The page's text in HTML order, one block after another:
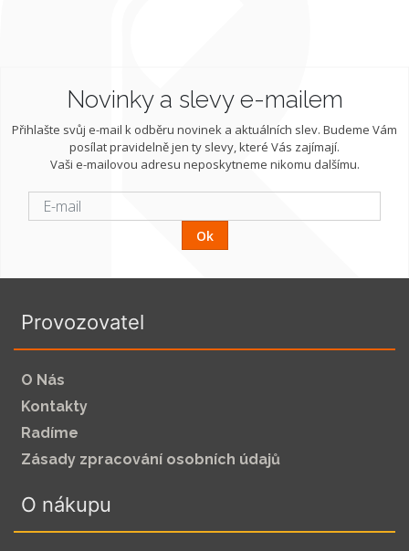
Novinky a slevy e-mailem
Přihlašte svůj e-mail k odběru novinek a aktuálních slev. Budeme Vám
posílat pravidelně jen ty slevy, které Vás zajímají.
Vaši e-mailovou adresu neposkytneme nikomu dalšímu.
Ok
Provozovatel
O Nás
Kontakty
Radíme
Zásady zpracování osobních údajů
O nákupu